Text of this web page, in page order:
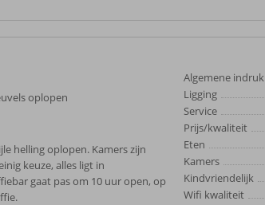
oplopen
helling oplopen. Kamers zijn
keuze, alles ligt in
gaat pas om 10 uur open, op
Algemene indruk
Ligging
Service
Prijs/kwaliteit
Eten
Kamers
Kindvriendelijk
Wifi kwaliteit